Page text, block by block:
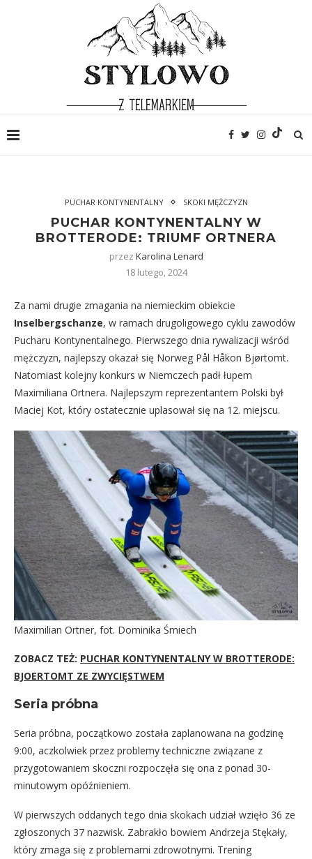
PUCHAR KONTYNENTALNY SKOKI MĘŻCZYZN
PUCHAR KONTYNENTALNY W
BROTTERODE: TRIUMF ORTNERA
przez Karolina Lenard
18 lutego, 2024
Za nami drugie zmagania na niemieckim obiekcie
Inselbergschanze, w ramach drugoligowego cyklu zawodów
Pucharu Kontynentalnego. Pierwszego dnia rywalizacji wśród
mężczyzn, najlepszy okazał się Norweg Pål Håkon Bjørtomt.
Natomiast kolejny konkurs w Niemczech padł łupem
Maximiliana Ortnera. Najlepszym reprezentantem Polski był
Maciej Kot, który ostatecznie uplasował się na 12. miejscu.
Maximilian Ortner, fot. Dominika Śmiech
ZOBACZ TEŻ: PUCHAR KONTYNENTALNY W BROTTERODE:
BJOERTOMT ZE ZWYCIĘSTWEM
Seria próbna
Seria próbna, początkowo została zaplanowana na godzinę
9:00, aczkolwiek przez problemy techniczne związane z
przygotowaniem skoczni rozpoczęła się ona z ponad 30-
minutowym opóźnieniem.
W pierwszych oddanych tego dnia skokach udział wzięło 36 ze
zgłoszonych 37 nazwisk. Zabrakło bowiem Andrzeja Stękały,
który zmaga się z problemami zdrowotnymi. Trening